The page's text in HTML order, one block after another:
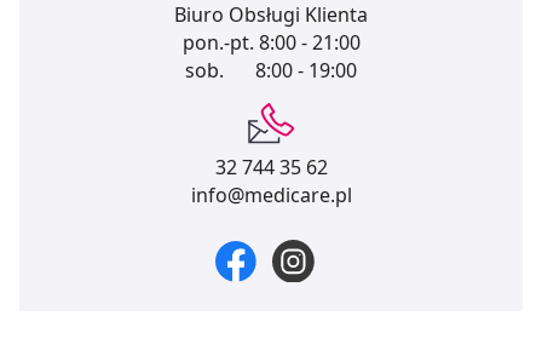
Biuro Obsługi Klienta
pon.-pt. 8:00 - 21:00
sob.
8:00 - 19:00
32 744 35 62
info@medicare.pl